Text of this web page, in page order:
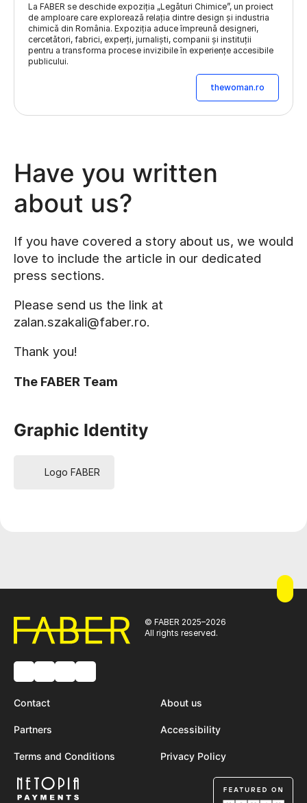
La FABER se deschide expoziția „Legături Chimice”, un proiect
de amploare care explorează relația dintre design și industria
chimică din România. Expoziția aduce împreună designeri,
cercetători, fabrici, experți, jurnaliști, companii și instituții
pentru a transforma procese invizibile în experiențe accesibile
publicului.
thewoman.ro
Have you written
about us?
If you have covered a story about us, we would
love to include the article in our dedicated
press sections.
Please send us the link at
zalan.szakali@faber.ro.
Thank you!
The FABER Team
Graphic Identity
Logo FABER
© FABER 2025–2026
All rights reserved.
Contact About us
Partners Accessibility
Terms and Conditions Privacy Policy